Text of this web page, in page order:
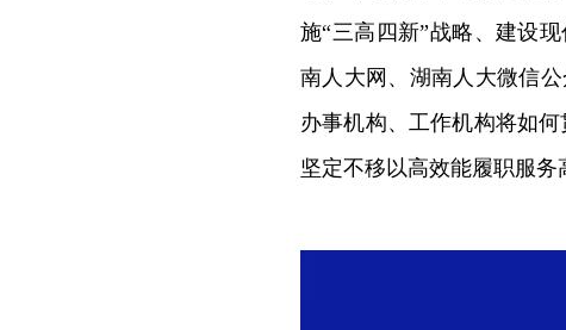
施“三高四新”战略、建设
南人大网、湖南人大微信
办事机构、工作机构将如
坚定不移以高效能履职服务